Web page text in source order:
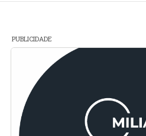
PUBLICIDADE